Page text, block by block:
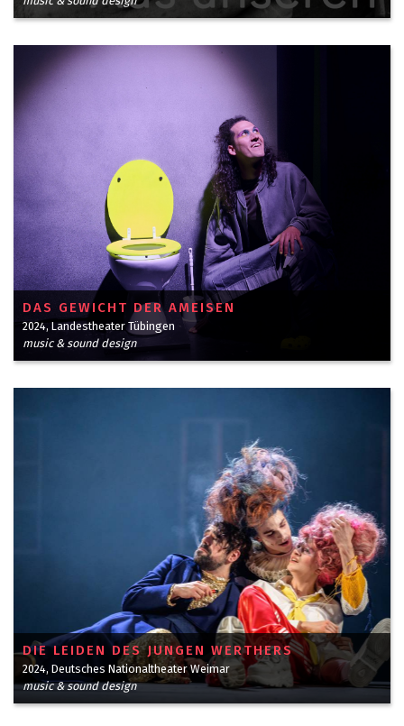
DAS GEWICHT DER AMEISEN
2024, Landestheater Tübingen
music & sound design
DIE LEIDEN DES JUNGEN WERTHERS
2024, Deutsches Nationaltheater Weimar
music & sound design